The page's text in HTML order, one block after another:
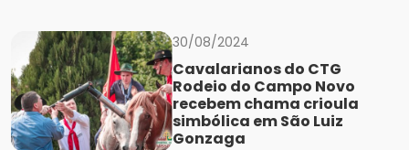
30/08/2024
Cavalarianos do CTG
Rodeio do Campo Novo
recebem chama crioula
simbólica em São Luiz
Gonzaga